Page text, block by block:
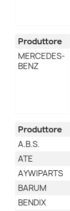
Produttore
MERCEDES-
BENZ
Produttore
A.B.S.
ATE
AYWIPARTS
BARUM
BENDIX